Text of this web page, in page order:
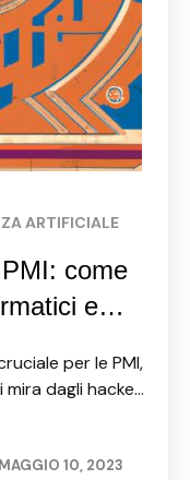
ARTIFICIALE
come
e
per le PMI,
dagli hacker
Questo
MAGGIO 10, 2023